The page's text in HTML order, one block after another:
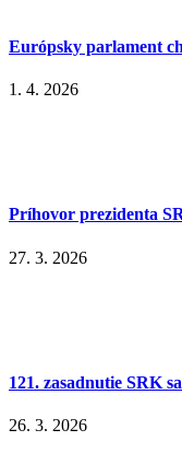
Európsky parlament
1. 4. 2026
Príhovor prezidenta
27. 3. 2026
121. zasadnutie SRK
26. 3. 2026